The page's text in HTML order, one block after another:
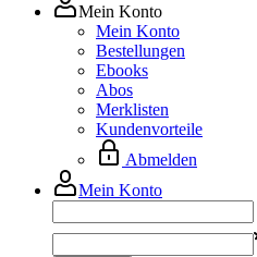
Mein Konto
Mein Konto
Bestellungen
Ebooks
Abos
Merklisten
Kundenvorteile
Abmelden
Mein Konto